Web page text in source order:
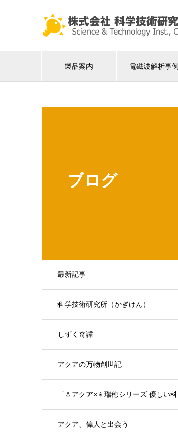
製品案内 電磁波解析事例
ブログ
最新記事
科学技術研究所（かぎけん）
しずく奇譚
アクアの万物創世記
「💧アクア×👧瑞穂シリーズ 優しい科
学の対話」
アクア、偉人と出会う